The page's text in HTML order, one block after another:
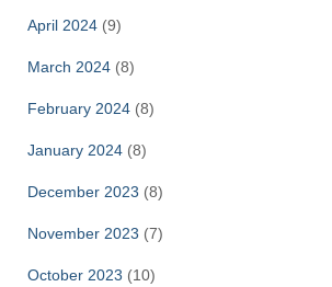
April 2024 (9)
March 2024 (8)
February 2024 (8)
January 2024 (8)
December 2023 (8)
November 2023 (7)
October 2023 (10)